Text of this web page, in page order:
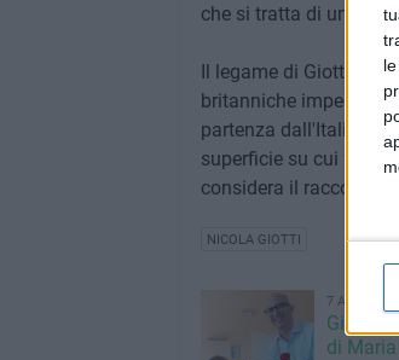
che si tratta di una
Il legame di Giotti con
britanniche
partenza dall'Italia
superficie su cui far
considera il racconto
NICOLA GIOTTI
7 AGOSTO
di